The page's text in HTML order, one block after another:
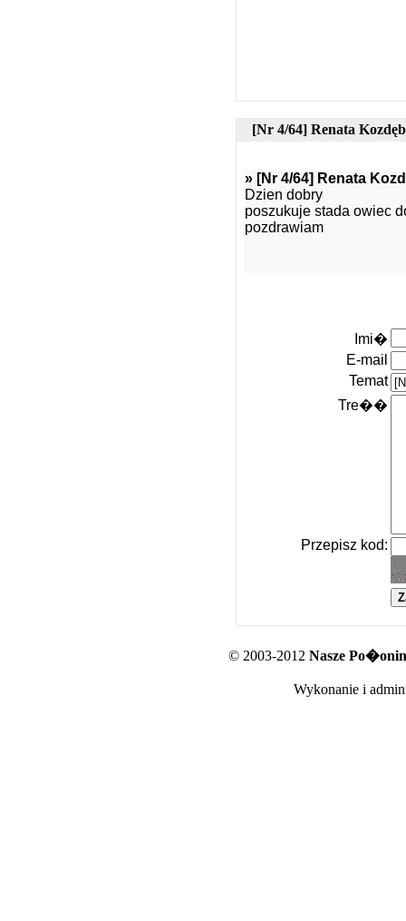
[Nr 4/64] Renata
» [Nr 4/64] Renata
Dzien dobry
poszukuje stada owiec
pozdrawiam
Imi�
E-mail
Temat
Tre��
Przepisz kod:
© 2003-2012 Nasze
Wykonanie i